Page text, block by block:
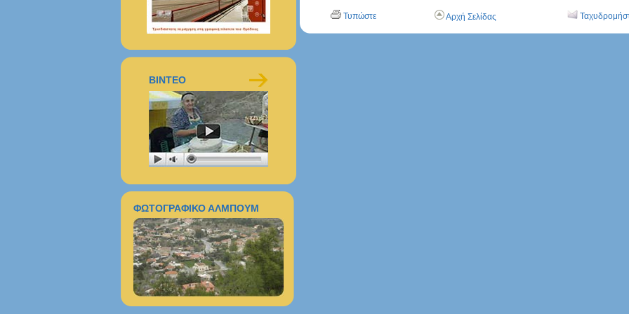
ΒΙΝΤΕΟ
ΦΩΤΟΓΡΑΦΙΚΟ ΑΛΜΠΟΥΜ
Τυπώστε Αρχή Σελίδας